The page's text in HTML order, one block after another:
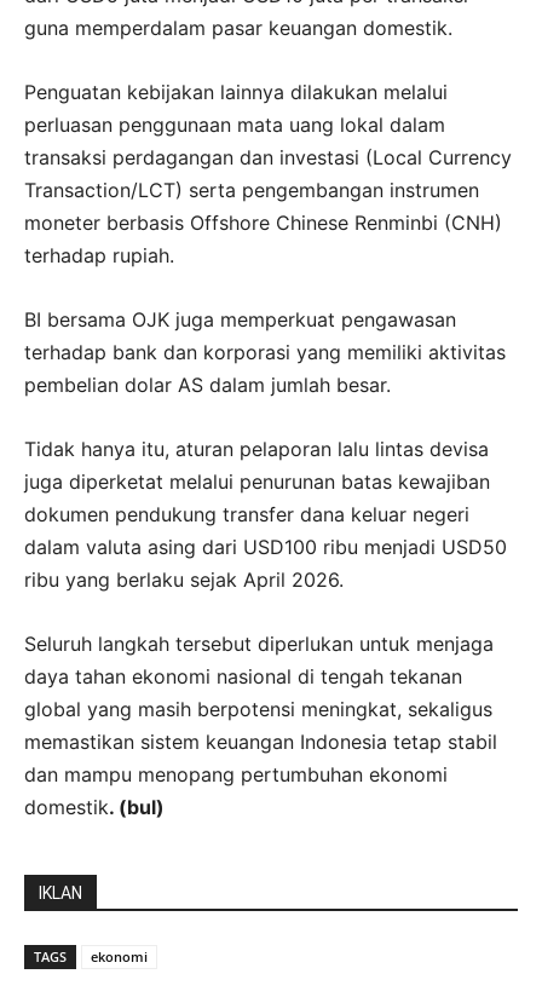
guna memperdalam pasar keuangan domestik.
Penguatan kebijakan lainnya dilakukan melalui
perluasan penggunaan mata uang lokal dalam
transaksi perdagangan dan investasi (Local Currency
Transaction/LCT) serta pengembangan instrumen
moneter berbasis Offshore Chinese Renminbi (CNH)
terhadap rupiah.
BI bersama OJK juga memperkuat pengawasan
terhadap bank dan korporasi yang memiliki aktivitas
pembelian dolar AS dalam jumlah besar.
Tidak hanya itu, aturan pelaporan lalu lintas devisa
juga diperketat melalui penurunan batas kewajiban
dokumen pendukung transfer dana keluar negeri
dalam valuta asing dari USD100 ribu menjadi USD50
ribu yang berlaku sejak April 2026.
Seluruh langkah tersebut diperlukan untuk menjaga
daya tahan ekonomi nasional di tengah tekanan
global yang masih berpotensi meningkat, sekaligus
memastikan sistem keuangan Indonesia tetap stabil
dan mampu menopang pertumbuhan ekonomi
domestik. (bul)
IKLAN
TAGS ekonomi